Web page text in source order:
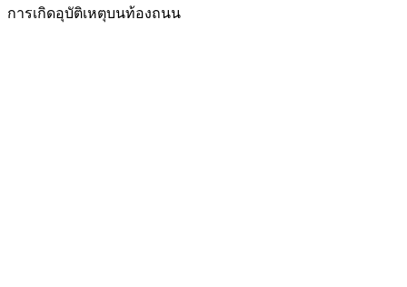
การเกิดอุบัติเหตุบนท้องถนน